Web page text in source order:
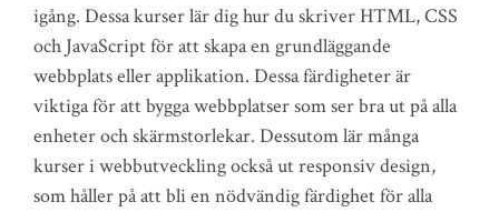
igång. Dessa kurser lär dig hur du skriver HTML, CSS
och JavaScript för att skapa en grundläggande
webbplats eller applikation. Dessa färdigheter är
viktiga för att bygga webbplatser som ser bra ut på alla
enheter och skärmstorlekar. Dessutom lär många
kurser i webbutveckling också ut responsiv design,
som håller på att bli en nödvändig färdighet för alla